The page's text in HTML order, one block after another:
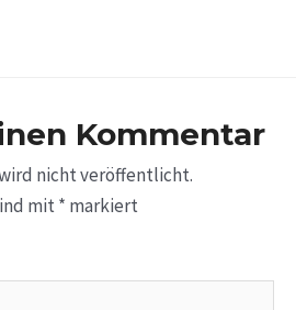
Kommentar
nicht veröffentlicht.
mit* markiert